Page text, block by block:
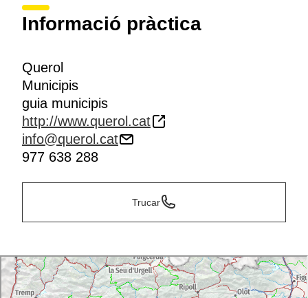
Informació pràctica
Querol
Municipis
guia municipis
http://www.querol.cat
info@querol.cat
977 638 288
Trucar